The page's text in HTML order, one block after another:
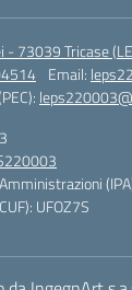
- 73039 Tricase
Email:
UFOZ7S